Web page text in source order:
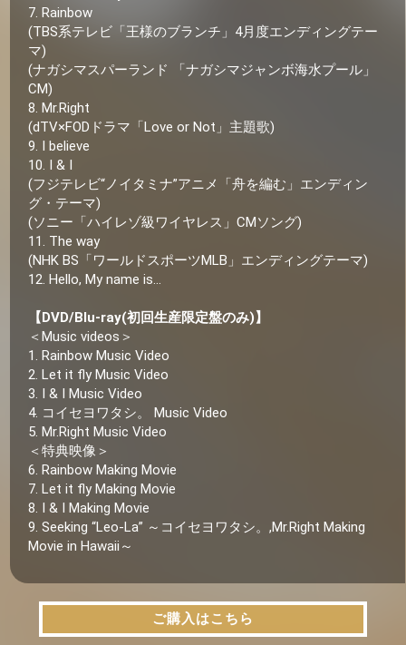
7. Rainbow
(TBS系テレビ「王様のブランチ」4月度エンディングテー
マ)
(ナガシマスパーランド 「ナガシマジャンボ海水プール」
CM)
8. Mr.Right
(dTV×FODドラマ「Love or Not」主題歌)
9. I believe
10. I & I
(フジテレビ“ノイタミナ”アニメ「舟を編む」エンディン
グ・テーマ)
(ソニー「ハイレゾ級ワイヤレス」CMソング)
11. The way
(NHK BS「ワールドスポーツMLB」エンディングテーマ)
12. Hello, My name is...
【DVD/Blu-ray(初回生産限定盤のみ)】
＜Music videos＞
1. Rainbow Music Video
2. Let it fly Music Video
3. I & I Music Video
4. コイセヨワタシ。 Music Video
5. Mr.Right Music Video
＜特典映像＞
6. Rainbow Making Movie
7. Let it fly Making Movie
8. I & I Making Movie
9. Seeking “Leo-La” ～コイセヨワタシ。,Mr.Right Making
Movie in Hawaii～
ご購入はこちら
ご購入はこちら